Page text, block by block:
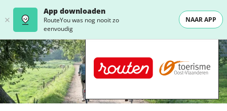
App downloaden
RouteYou was nog nooit zo
eenvoudig
NAAR APP